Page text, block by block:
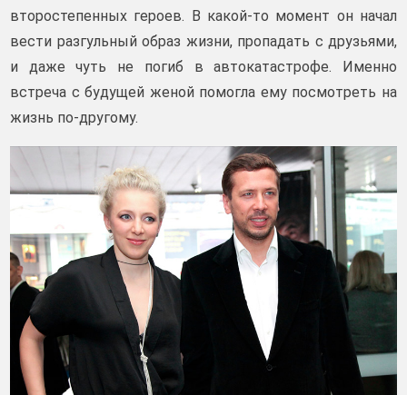
второстепенных героев. В какой-то момент он начал
вести разгульный образ жизни, пропадать с друзьями,
и даже чуть не погиб в автокатастрофе. Именно
встреча с будущей женой помогла ему посмотреть на
жизнь по-другому.